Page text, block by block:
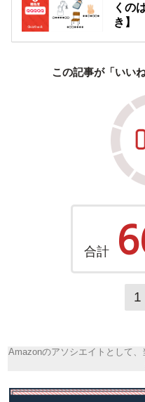
くの
き】
この記事が「いい
合計
1
Amazonのアソシエイトとして